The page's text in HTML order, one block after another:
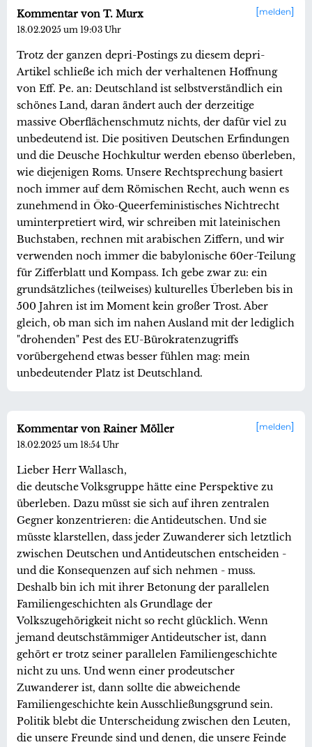
melden
Kommentar von T. Murx
18.02.2025 um 19:03 Uhr
Trotz der ganzen depri-Postings zu diesem depri-
Artikel schließe ich mich der verhaltenen Hoffnung
von Eff. Pe. an: Deutschland ist selbstverständlich ein
schönes Land, daran ändert auch der derzeitige
massive Oberflächenschmutz nichts, der dafür viel zu
unbedeutend ist. Die positiven Deutschen Erfindungen
und die Deusche Hochkultur werden ebenso überleben,
wie diejenigen Roms. Unsere Rechtsprechung basiert
noch immer auf dem Römischen Recht, auch wenn es
zunehmend in Öko-Queerfeministisches Nichtrecht
uminterpretiert wird, wir schreiben mit lateinischen
Buchstaben, rechnen mit arabischen Ziffern, und wir
verwenden noch immer die babylonische 60er-Teilung
für Zifferblatt und Kompass. Ich gebe zwar zu: ein
grundsätzliches (teilweises) kulturelles Überleben bis in
500 Jahren ist im Moment kein großer Trost. Aber
gleich, ob man sich im nahen Ausland mit der lediglich
"drohenden" Pest des EU-Bürokratenzugriffs
vorübergehend etwas besser fühlen mag: mein
unbedeutender Platz ist Deutschland.
melden
Kommentar von Rainer Möller
18.02.2025 um 18:54 Uhr
Lieber Herr Wallasch,
die deutsche Volksgruppe hätte eine Perspektive zu
überleben. Dazu müsst sie sich auf ihren zentralen
Gegner konzentrieren: die Antideutschen. Und sie
müsste klarstellen, dass jeder Zuwanderer sich letztlich
zwischen Deutschen und Antideutschen entscheiden -
und die Konsequenzen auf sich nehmen - muss.
Deshalb bin ich mit ihrer Betonung der parallelen
Familiengeschichten als Grundlage der
Volkszugehörigkeit nicht so recht glücklich. Wenn
jemand deutschstämmiger Antideutscher ist, dann
gehört er trotz seiner parallelen Familiengeschichte
nicht zu uns. Und wenn einer prodeutscher
Zuwanderer ist, dann sollte die abweichende
Familiengeschichte kein Ausschließungsgrund sein.
Politik blebt die Unterscheidung zwischen den Leuten,
die unsere Freunde sind und denen, die unsere Feinde